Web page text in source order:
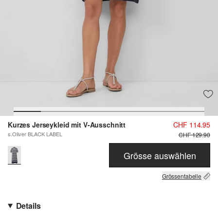
Kurzes Jerseykleid mit V-Ausschnitt
s.Oliver BLACK LABEL
CHF 114.95
CHF 129.90
Grösse auswählen
Grössentabelle
Details